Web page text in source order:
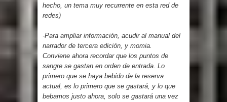
hecho, un tema muy recurrente en esta red de
redes)
-Para ampliar información, acudir al manual del
narrador de tercera edición, y momia.
Conviene ahora recordar que los puntos de
sangre se gastan en orden de entrada. Lo
primero que se haya bebido de la reserva
actual, es lo primero que se gastará, y lo que
bebamos justo ahora, solo se gastará una vez